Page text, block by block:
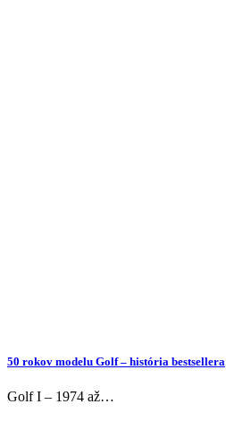
50 rokov modelu Golf – história bestsellera
Golf I – 1974 až…